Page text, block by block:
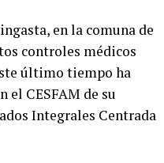
en la comuna de
controles médicos
último tiempo ha
el CESFAM de su
Integrales Centrada